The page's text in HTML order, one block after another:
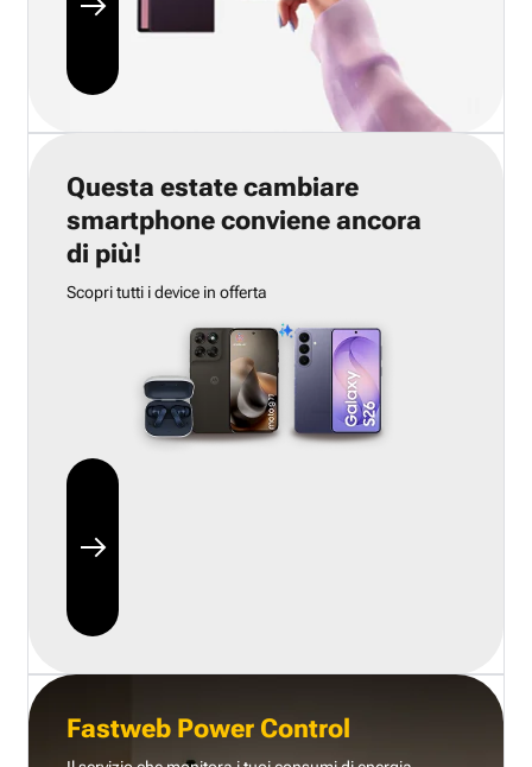
Questa estate cambiare
smartphone conviene ancora
di più!
Scopri tutti i device in offerta
Fastweb Power Control